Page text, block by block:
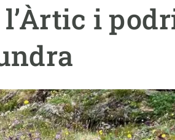
i
HRS4R
Fes ciència amb nosaltres
Materials educatius
COL·LABORA